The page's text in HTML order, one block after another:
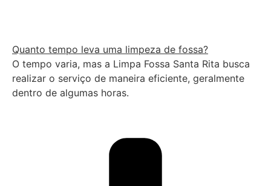
Quanto tempo leva uma limpeza de fossa?
O tempo varia, mas a Limpa Fossa Santa Rita busca
realizar o serviço de maneira eficiente, geralmente
dentro de algumas horas.